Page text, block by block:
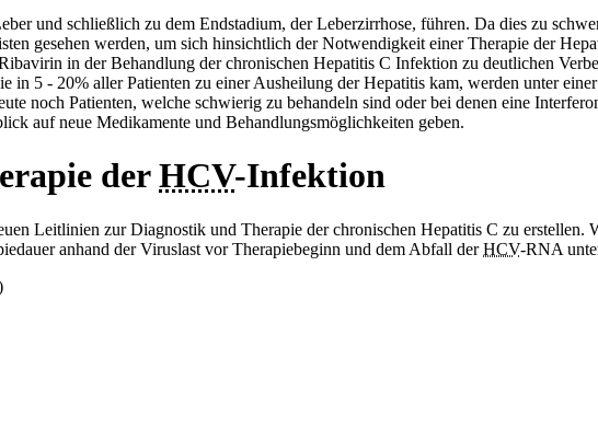
und schließlich zu dem Endstadium, der Leberzirrhose, führen. Da dies zu
gesehen werden, um sich hinsichtlich der Notwendigkeit einer Therapie der
in der Behandlung der chronischen Hepatitis C Infektion zu deutlichen
in 5 - 20% aller Patienten zu einer Ausheilung der Hepatitis kam, werden unter
noch Patienten, welche schwierig zu behandeln sind oder bei denen eine
auf neue Medikamente und Behandlungsmöglichkeiten geben.
derHCV-Infektion
Leitlinien zur Diagnostik und Therapie der chronischen Hepatitis C zu erstellen.
anhand der Viruslast vor Therapiebeginn und dem Abfall derHCV-RNA